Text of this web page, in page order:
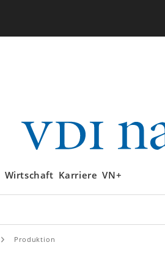
Wirtschaft Karriere VN+
Produktion